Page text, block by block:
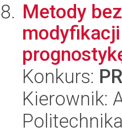
Metody
Konkurs:
Kierownik: